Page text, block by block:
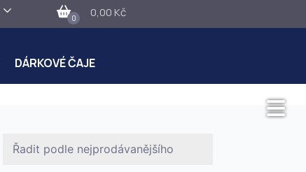
0 0,00 Kč
DÁRKOVÉ ČAJE